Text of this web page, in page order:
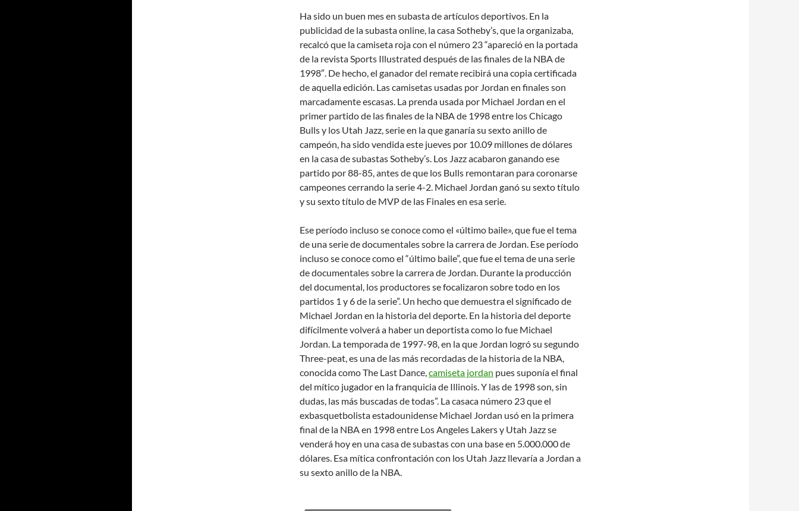
Ha sido un buen mes en subasta de artículos deportivos. En la
publicidad de la subasta online, la casa Sotheby’s, que la organizaba,
recalcó que la camiseta roja con el número 23 “apareció en la portada
de la revista Sports Illustrated después de las finales de la NBA de
1998″. De hecho, el ganador del remate recibirá una copia certificada
de aquella edición. Las camisetas usadas por Jordan en finales son
marcadamente escasas. La prenda usada por Michael Jordan en el
primer partido de las finales de la NBA de 1998 entre los Chicago
Bulls y los Utah Jazz, serie en la que ganaría su sexto anillo de
campeón, ha sido vendida este jueves por 10.09 millones de dólares
en la casa de subastas Sotheby’s. Los Jazz acabaron ganando ese
partido por 88-85, antes de que los Bulls remontaran para coronarse
campeones cerrando la serie 4-2. Michael Jordan ganó su sexto título
y su sexto título de MVP de las Finales en esa serie.
Ese período incluso se conoce como el «último baile», que fue el tema
de una serie de documentales sobre la carrera de Jordan. Ese período
incluso se conoce como el “último baile”, que fue el tema de una serie
de documentales sobre la carrera de Jordan. Durante la producción
del documental, los productores se focalizaron sobre todo en los
partidos 1 y 6 de la serie”. Un hecho que demuestra el significado de
Michael Jordan en la historia del deporte. En la historia del deporte
difícilmente volverá a haber un deportista como lo fue Michael
Jordan. La temporada de 1997-98, en la que Jordan logró su segundo
Three-peat, es una de las más recordadas de la historia de la NBA,
conocida como The Last Dance,camiseta jordan pues suponía el final
del mítico jugador en la franquicia de Illinois. Y las de 1998 son, sin
dudas, las más buscadas de todas”. La casaca número 23 que el
exbasquetbolista estadounidense Michael Jordan usó en la primera
final de la NBA en 1998 entre Los Angeles Lakers y Utah Jazz se
venderá hoy en una casa de subastas con una base en 5.000.000 de
dólares. Esa mítica confrontación con los Utah Jazz llevaría a Jordan a
su sexto anillo de la NBA.